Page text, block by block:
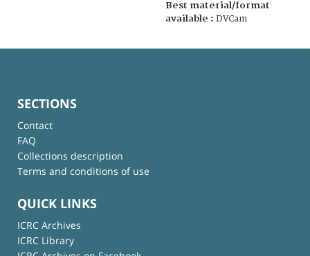
Best material/format
available : DVCam
SECTIONS
Contact
FAQ
Collections description
Terms and conditions of use
QUICK LINKS
ICRC Archives
ICRC Library